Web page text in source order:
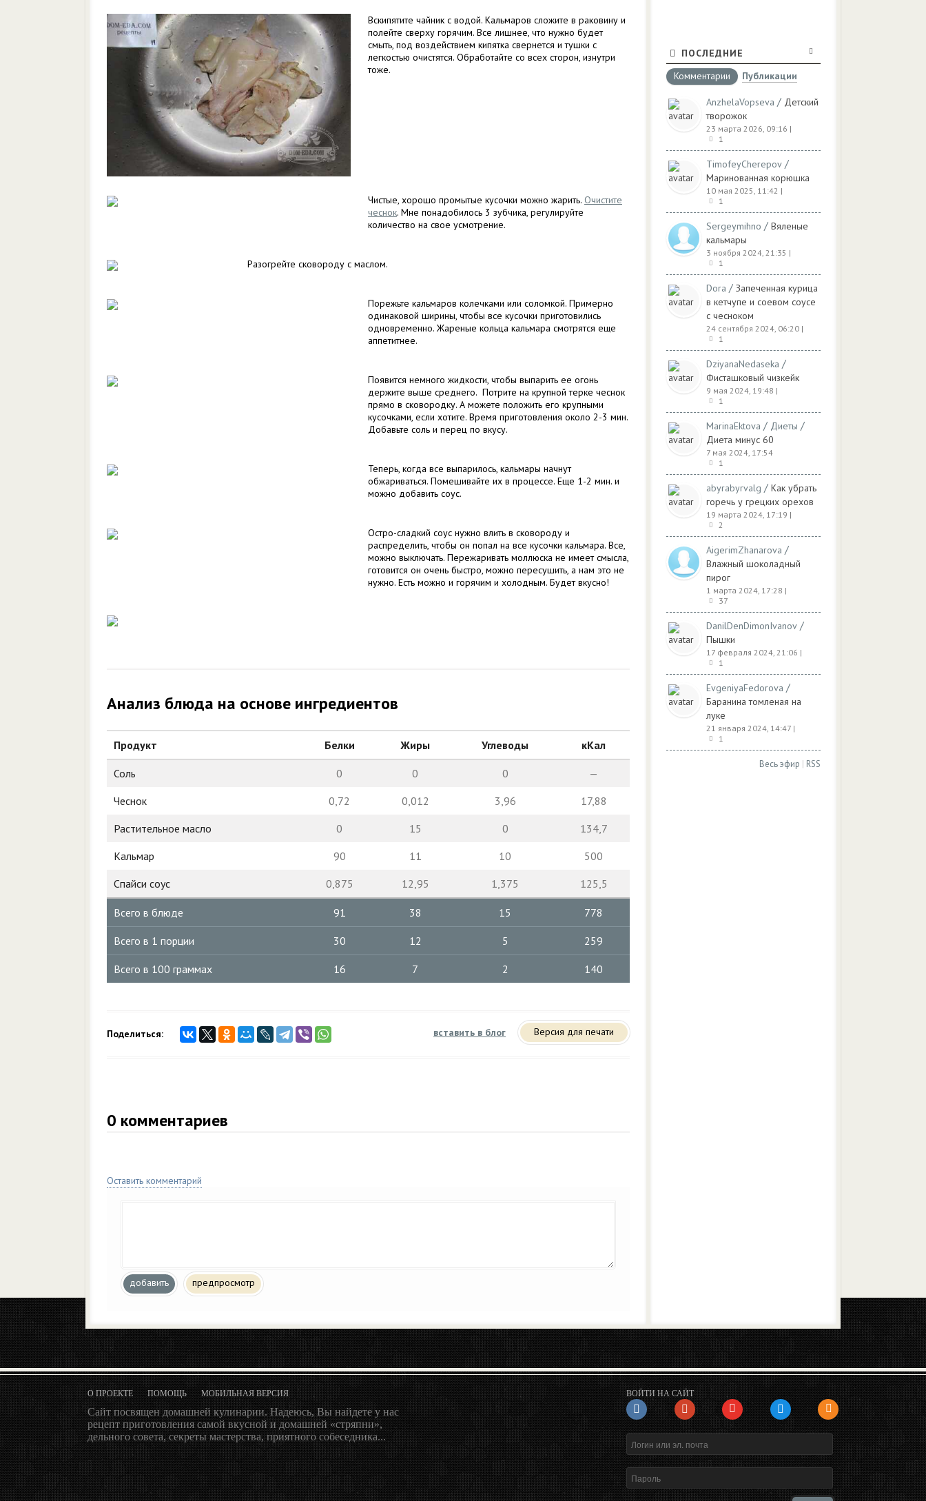
Вскипятите чайник с водой. Кальмаров сложите в раковину и
полейте сверху горячим. Все лишнее, что нужно будет
смыть, под воздействием кипятка свернется и тушки с
легкостью очистятся. Обработайте со всех сторон, изнутри
тоже.
Чистые, хорошо промытые кусочки можно жарить. Очистите
чеснок. Мне понадобилось 3 зубчика, регулируйте
количество на свое усмотрение.
Разогрейте сковороду с маслом.
Порежьте кальмаров колечками или соломкой. Примерно
одинаковой ширины, чтобы все кусочки приготовились
одновременно. Жареные кольца кальмара смотрятся еще
аппетитнее.
Появится немного жидкости, чтобы выпарить ее огонь
держите выше среднего. Потрите на крупной терке чеснок
прямо в сковородку. А можете положить его крупными
кусочками, если хотите. Время приготовления около 2-3 мин.
Добавьте соль и перец по вкусу.
Теперь, когда все выпарилось, кальмары начнут
обжариваться. Помешивайте их в процессе. Еще 1-2 мин. и
можно добавить соус.
Остро-сладкий соус нужно влить в сковороду и
распределить, чтобы он попал на все кусочки кальмара. Все,
можно выключать. Пережаривать моллюска не имеет смысла,
готовится он очень быстро, можно пересушить, а нам это не
нужно. Есть можно и горячим и холодным. Будет вкусно!
Анализ блюда на основе ингредиентов
Продукт Белки Жиры Углеводы кКал
Соль 0 0 0
—
Чеснок
0,72 0,012 3,96
17,88
Растительное масло
0 15 0
134,7
Кальмар
90 11 10
500
Спайси соус
0,875 12,95 1,375 125,5
Всего в блюде 91 38 15 778
Всего в 1 порции 30 12 5 259
Всего в 100 граммах 16 7 2 140
Поделиться: вставить в блог Версия для печати
0 комментариев
Оставить комментарий
добавить предпросмотр
ПОСЛЕДНИЕ
Комментарии
Публикации
AnzhelaVopseva / Детский
творожок
23 марта 2026, 09:16 |
1
TimofeyCherepov /
Маринованная корюшка
10 мая 2025, 11:42 |
1
Sergeymihno / Вяленые
кальмары
3 ноября 2024, 21:35 |
1
Dora / Запеченная курица
в кетчупе и соевом соусе
с чесноком
24 сентября 2024, 06:20 |
1
DziyanaNedaseka /
Фисташковый чизкейк
9 мая 2024, 19:48 |
1
MarinaEktova / Диеты /
Диета минус 60
7 мая 2024, 17:54
1
abyrabyrvalg / Как убрать
горечь у грецких орехов
19 марта 2024, 17:19 |
2
AigerimZhanarova /
Влажный шоколадный
пирог
1 марта 2024, 17:28 |
37
DanilDenDimonIvanov /
Пышки
17 февраля 2024, 21:06 |
1
EvgeniyaFedorova /
Баранина томленая на
луке
21 января 2024, 14:47 |
1
Весь эфир | RSS
О ПРОЕКТЕПОМОЩЬ МОБИЛЬНАЯ ВЕРСИЯ
Сайт посвящен домашней кулинарии. Надеюсь, Вы найдете у нас
рецепт приготовления самой вкусной и домашней «стряпни»,
дельного совета, секреты мастерства, приятного собеседника...
ВОЙТИ НА САЙТ